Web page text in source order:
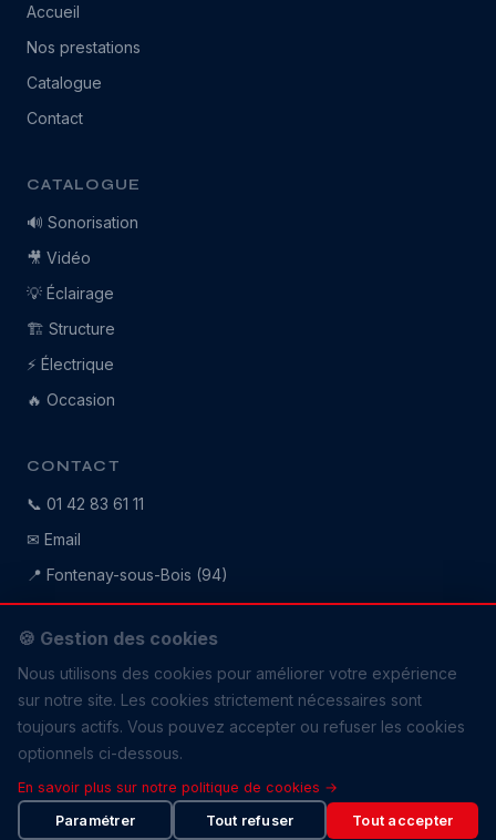
Accueil
Nos prestations
Catalogue
Contact
CATALOGUE
🔊 Sonorisation
🎥 Vidéo
💡 Éclairage
🏗️ Structure
⚡ Électrique
🔥 Occasion
CONTACT
📞 01 42 83 61 11
✉ Email
📍 Fontenay-sous-Bois (94)
📍 Côte d'Azur
© 2026 Compressor Event. Tous droits réservés.
Politique cookies
🍪 Gestion des cookies
Nous utilisons des cookies pour améliorer votre expérience
sur notre site. Les cookies strictement nécessaires sont
toujours actifs. Vous pouvez accepter ou refuser les cookies
optionnels ci-dessous.
En savoir plus sur notre politique de cookies →
Paramétrer
Tout refuser Tout accepter